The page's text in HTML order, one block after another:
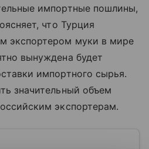
импортные пошлины,
что Турция
экспортером муки в мире
вынуждена будет
импортного сырья.
значительный объем
экспортерам.